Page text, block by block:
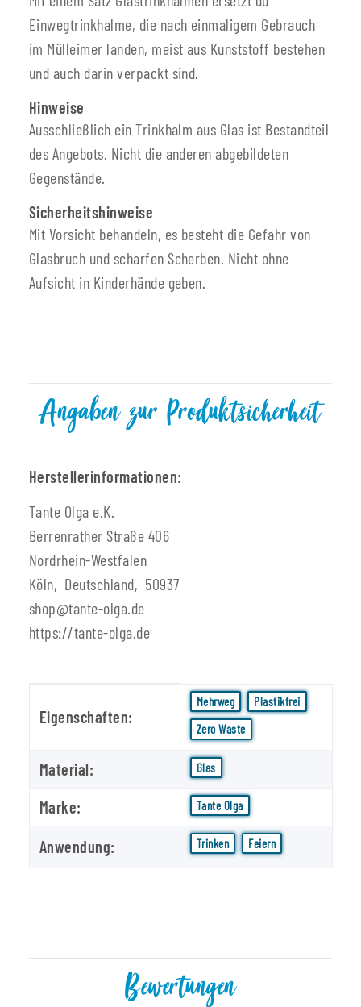
Einwegtrinkhalme, die nach einmaligem Gebrauch
im Mülleimer landen, meist aus Kunststoff bestehen
und auch darin verpackt sind.
Hinweise
Ausschließlich ein Trinkhalm aus Glas ist Bestandteil
des Angebots. Nicht die anderen abgebildeten
Gegenstände.
Sicherheitshinweise
Mit Vorsicht behandeln, es besteht die Gefahr von
Glasbruch und scharfen Scherben. Nicht ohne
Aufsicht in Kinderhände geben.
Angaben zur Produktsicherheit
Herstellerinformationen:
Tante Olga e.K.
Berrenrather Straße 406
Nordrhein-Westfalen
Köln, Deutschland, 50937
shop@tante-olga.de
https://tante-olga.de
Eigenschaften:
Mehrweg
Plastikfrei
Zero Waste
Material: Glas
Marke: Tante Olga
Anwendung: Trinken Feiern
Bewertungen